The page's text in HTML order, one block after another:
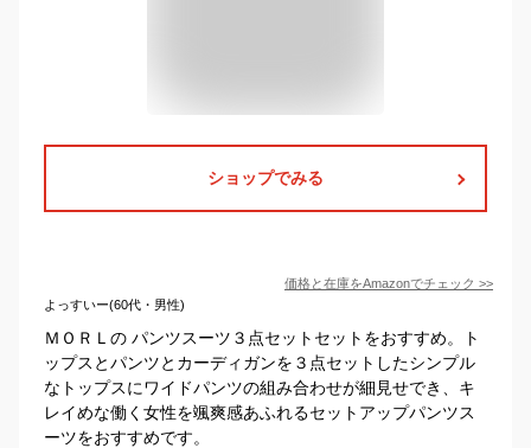
ショップでみる
価格と在庫をAmazonでチェック >>
よっすいー(60代・男性)
ＭＯＲＬの パンツスーツ３点セットセットをおすすめ。ト
ップスとパンツとカーディガンを３点セットしたシンプル
なトップスにワイドパンツの組み合わせが細見せでき、キ
レイめな働く女性を颯爽感あふれるセットアップパンツス
ーツをおすすめです。